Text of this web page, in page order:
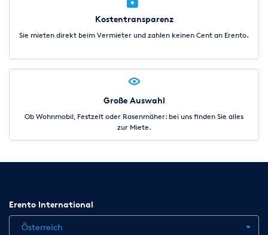
Kostentransparenz
Sie mieten direkt beim Vermieter und zahlen keinen Cent an Erento.
Große Auswahl
Ob Wohnmobil, Festzelt oder Rasenmäher: bei uns finden Sie alles
zur Miete.
Erento International
Österreich